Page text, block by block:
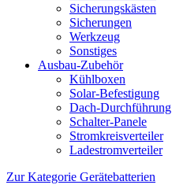
Sicherungskästen
Sicherungen
Werkzeug
Sonstiges
Ausbau-Zubehör
Kühlboxen
Solar-Befestigung
Dach-Durchführung
Schalter-Panele
Stromkreisverteiler
Ladestromverteiler
Zur Kategorie Gerätebatterien